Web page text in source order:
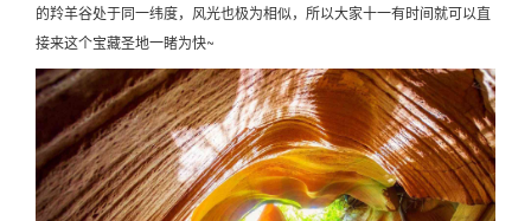
的羚羊谷处于同一纬度，风光也极为相似，所以大家十一有时间就可以直
接来这个宝藏圣地一睹为快~